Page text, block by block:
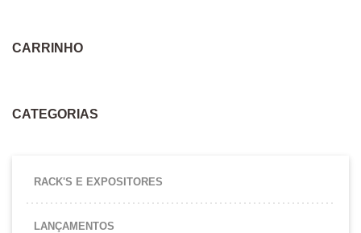
CARRINHO
CATEGORIAS
RACK'S E EXPOSITORES
LANÇAMENTOS